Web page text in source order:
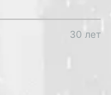
30 лет